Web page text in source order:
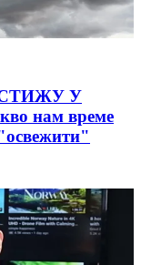
У
нам време